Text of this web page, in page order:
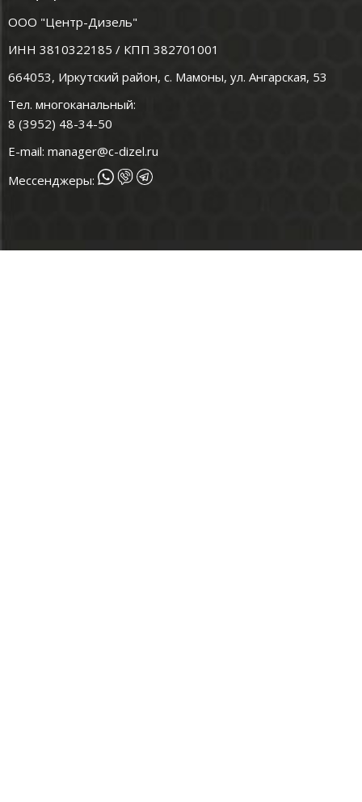
ООО "Центр-Дизель"
ИНН 3810322185 / КПП 382701001
664053, Иркутский район, с. Мамоны, ул. Ангарская, 53
Тел. многоканальный:
8 (3952) 48-34-50
E-mail: manager@c-dizel.ru
Мессенджеры: